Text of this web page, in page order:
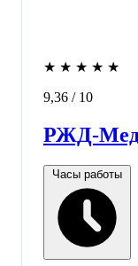
★ ★ ★ ★ ★
9,36 / 10
РЖД-
Часы работы